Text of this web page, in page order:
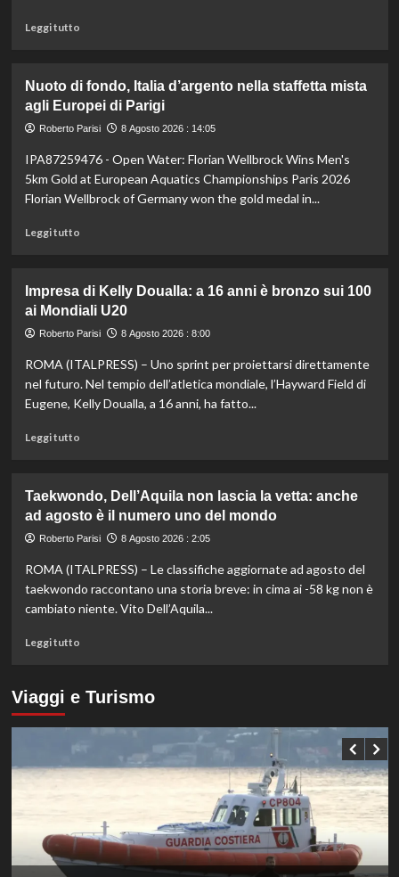
battuto
Leggi tuttoLeggi
Il
Milan
battuto
amichevole
3-
0
Nuoto di fondo, Italia d’argento nella staffetta mista
agli Europei di Parigi
Roberto Parisi 8 Agosto 2026 : 14:05
IPA87259476 - Open Water: Florian Wellbrock Wins Men's
5km Gold at European Aquatics Championships Paris 2026
Florian Wellbrock of Germany won the gold medal in...
Leggi tuttoLeggi
Nuoto
di
fondo,
d’argento
nella
staffetta
Impresa di Kelly Doualla: a 16 anni è bronzo sui 100
ai Mondiali U20
Roberto Parisi 8 Agosto 2026 : 8:00
ROMA (ITALPRESS) – Uno sprint per proiettarsi direttamente
nel futuro. Nel tempio dell’atletica mondiale, l’Hayward Field di
Eugene, Kelly Doualla, a 16 anni, ha fatto...
Leggi tuttoLeggi
Impresa
di
Kelly
a
16
anni
ai
Mondiali
Taekwondo, Dell’Aquila non lascia la vetta: anche
ad agosto è il numero uno del mondo
Roberto Parisi 8 Agosto 2026 : 2:05
ROMA (ITALPRESS) – Le classifiche aggiornate ad agosto del
taekwondo raccontano una storia breve: in cima ai -58 kg non è
cambiato niente. Vito Dell’Aquila...
Leggi tuttoLeggi
su
Taekwondo,
Dell’Aquila
la
agosto
è
Viaggi e Turismo